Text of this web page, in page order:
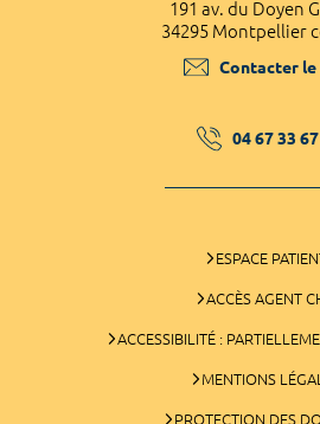
191 av. du Doyen
34295 Montpellier
Contacter le
04 67 33
ESPACE
ACCÈS AGENT
ACCESSIBILITÉ :
MENTIONS
PROTECTION DES